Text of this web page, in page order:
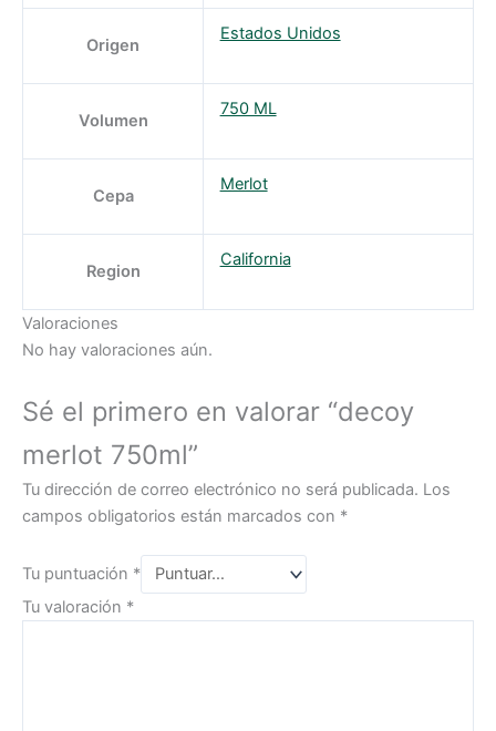
Origen
Estados Unidos
Volumen
750 ML
Cepa
Merlot
Region
California
Valoraciones
No hay valoraciones aún.
Sé el primero en valorar “decoy
merlot 750ml”
Tu dirección de correo electrónico no será publicada. Los
campos obligatorios están marcados con *
Tu puntuación *
Tu valoración *